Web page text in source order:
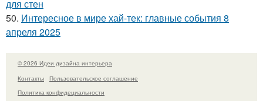
для стен
50. Интересное в мире хай-тек: главные события 8
апреля 2025
© 2026 Идеи дизайна интерьера
Контакты
Пользовательское соглашение
Политика конфидециальности